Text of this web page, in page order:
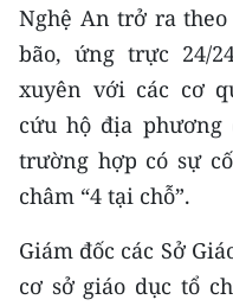
Media Xã hội
Media Pháp luật
Media Du lịch
Media Thế giới
Media Giáo dục
Nghệ An trở ra
bão, ứng trực 24/
xuyên với các cơ
cứu hộ địa
trường hợp có sự
châm “4 tại chỗ”.
Giám đốc các Sở
cơ sở giáo dục tổ